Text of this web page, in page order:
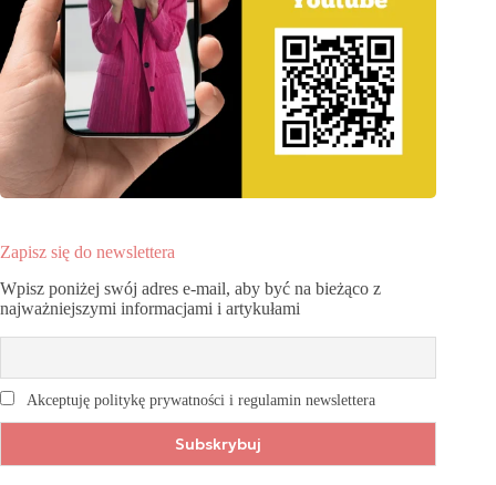
Zapisz się do newslettera
Wpisz poniżej swój adres e-mail, aby być na bieżąco z
najważniejszymi informacjami i artykułami
Akceptuję politykę prywatności i regulamin newslettera